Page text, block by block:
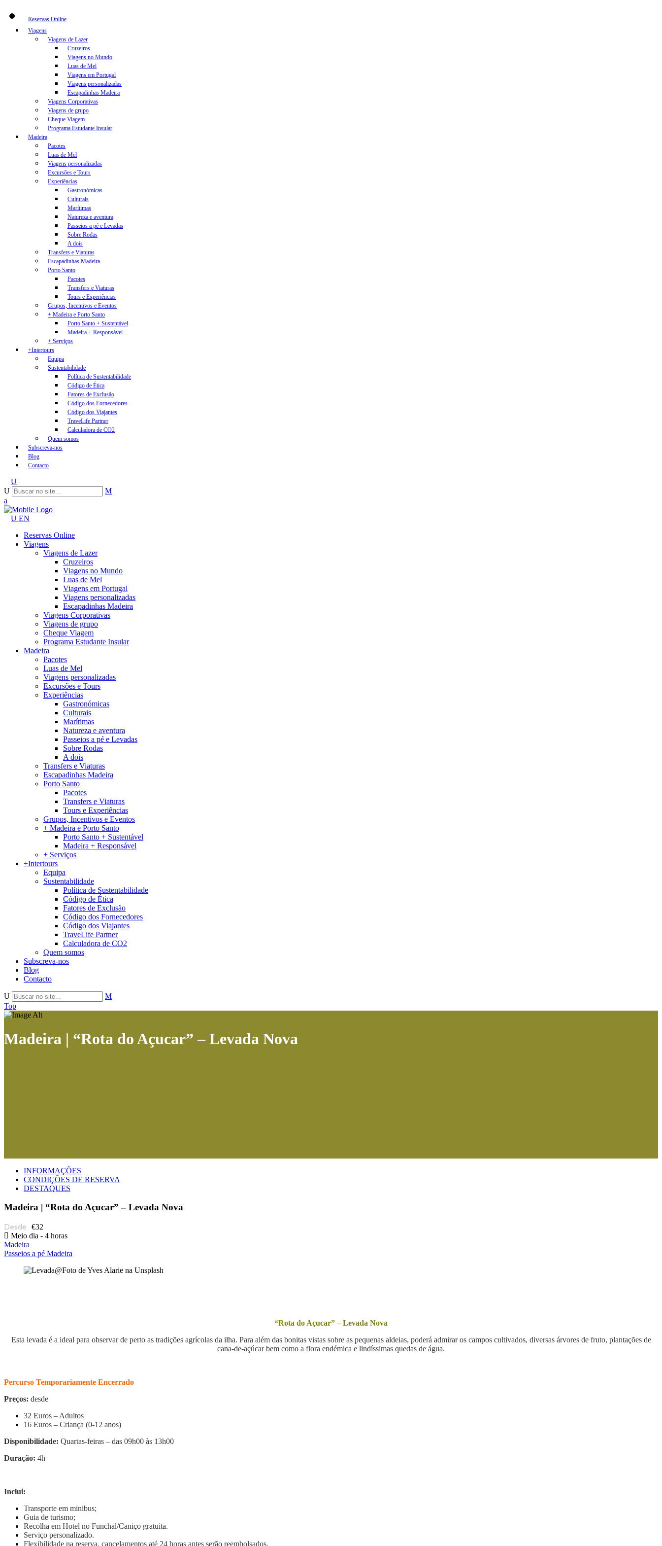
Reservas Online
Viagens
Viagens de Lazer
Cruzeiros
Viagens no Mundo
Luas de Mel
Viagens em Portugal
Viagens personalizadas
Escapadinhas Madeira
Viagens Corporativas
Viagens de grupo
Cheque Viagem
Programa Estudante Insular
Madeira
Pacotes
Luas de Mel
Viagens personalizadas
Excursões e Tours
Experiências
Gastronómicas
Culturais
Marítimas
Natureza e aventura
Passeios a pé e Levadas
Sobre Rodas
A dois
Transfers e Viaturas
Escapadinhas Madeira
Porto Santo
Pacotes
Transfers e Viaturas
Tours e Experiências
Grupos, Incentivos e Eventos
+ Madeira e Porto Santo
Porto Santo + Sustentável
Madeira + Responsável
+ Serviços
+Intertours
Equipa
Sustentabilidade
Política de Sustentabilidade
Código de Ética
Fatores de Exclusão
Código dos Fornecedores
Código dos Viajantes
TraveLife Partner
Calculadora de CO2
Quem somos
Subscreva-nos
Blog
Contacto
EN
Reservas Online
Viagens
Viagens de Lazer
Cruzeiros
Viagens no Mundo
Luas de Mel
Viagens em Portugal
Viagens personalizadas
Escapadinhas Madeira
Viagens Corporativas
Viagens de grupo
Cheque Viagem
Programa Estudante Insular
Madeira
Pacotes
Luas de Mel
Viagens personalizadas
Excursões e Tours
Experiências
Gastronómicas
Culturais
Marítimas
Natureza e aventura
Passeios a pé e Levadas
Sobre Rodas
A dois
Transfers e Viaturas
Escapadinhas Madeira
Porto Santo
Pacotes
Transfers e Viaturas
Tours e Experiências
Grupos, Incentivos e Eventos
+ Madeira e Porto Santo
Porto Santo + Sustentável
Madeira + Responsável
+ Serviços
+Intertours
Equipa
Sustentabilidade
Política de Sustentabilidade
Código de Ética
Fatores de Exclusão
Código dos Fornecedores
Código dos Viajantes
TraveLife Partner
Calculadora de CO2
Quem somos
Subscreva-nos
Blog
Contacto
Top
Madeira | “Rota do Açucar” – Levada Nova
INFORMAÇÕES
CONDIÇÕES DE RESERVA
DESTAQUES
Madeira | “Rota do Açucar” – Levada Nova
€32
Meio dia - 4 horas
Madeira
Passeios a pé Madeira
“Rota do Açucar” – Levada Nova
Esta levada é a ideal para observar de perto as tradições agrícolas da ilha. Para além das bonitas vistas sobre as pequenas aldeias, poderá admirar os campos cultivados, diversas árvores de fruto, plantações de
cana-de-açúcar bem como a flora endémica e lindíssimas quedas de água.
Percurso Temporariamente Encerrado
Preços: desde
32 Euros – Adultos
16 Euros – Criança (0-12 anos)
Disponibilidade: Quartas-feiras – das 09h00 às 13h00
Duração: 4h
Inclui:
Transporte em minibus;
Guia de turismo;
Recolha em Hotel no Funchal/Caniço gratuita.
Serviço personalizado.
Flexibilidade na reserva, cancelamentos até 24 horas antes serão reembolsados.